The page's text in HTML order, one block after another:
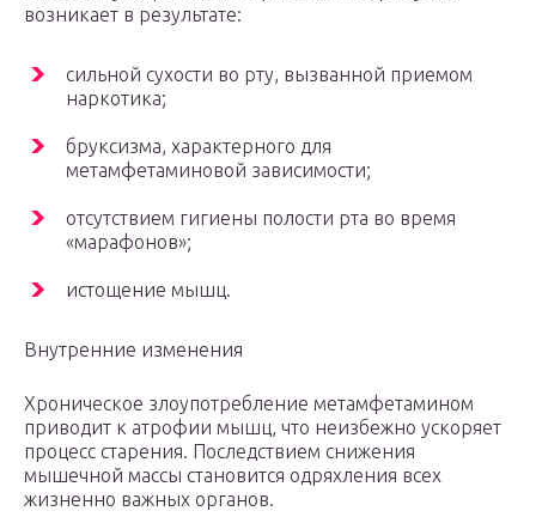
возникает в результате:
сильной сухости во рту, вызванной приемом
наркотика;
бруксизма, характерного для
метамфетаминовой зависимости;
отсутствием гигиены полости рта во время
«марафонов»;
истощение мышц.
Внутренние изменения
Хроническое злоупотребление метамфетамином
приводит к атрофии мышц, что неизбежно ускоряет
процесс старения. Последствием снижения
мышечной массы становится одряхления всех
жизненно важных органов.